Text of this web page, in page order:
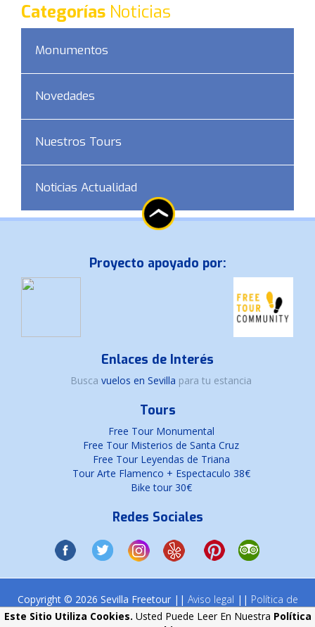
Categorías Noticias
Monumentos
Novedades
Nuestros Tours
Noticias Actualidad
Proyecto apoyado por:
Enlaces de Interés
Busca vuelos en Sevilla para tu estancia
Tours
Free Tour Monumental
Free Tour Misterios de Santa Cruz
Free Tour Leyendas de Triana
Tour Arte Flamenco + Espectaculo 38€
Bike tour 30€
Redes Sociales
Copyright © 2026 Sevilla Freetour || Aviso legal || Política de
cookies
Este Sitio Utiliza Cookies. Usted Puede Leer En Nuestra Política